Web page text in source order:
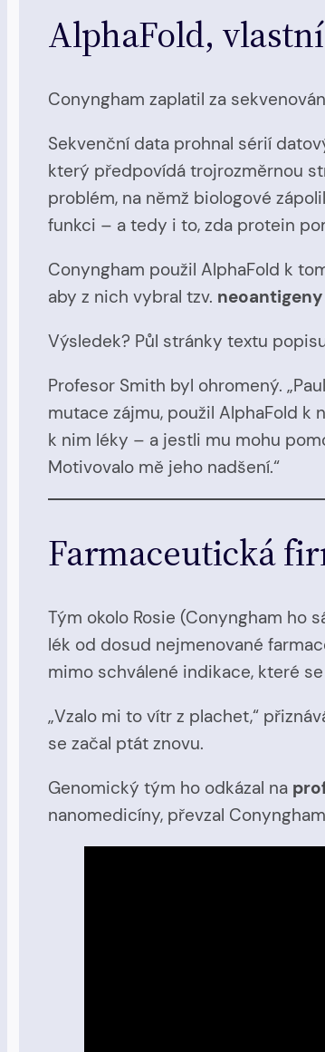
AlphaFold,
Conyngham zaplatil za
Sekvenční data prohnal sérií
který předpovídá trojrozměrnou
problém, na němž biologové
funkci – a tedy i to, zda protein
Conyngham použil AlphaFold k
aby z nich vybral tzv. neoantigeny
Výsledek? Půl stránky textu
Profesor Smith byl ohromený.
mutace zájmu, použil AlphaFold
k nim léky – a jestli mu mohu
Motivovalo mě jeho nadšení.“
Farmaceutická
Tým okolo Rosie (Conyngham ho
lék od dosud nejmenované
mimo schválené indikace, které
„Vzalo mi to vítr z plachet,“
se začal ptát znovu.
Genomický tým ho odkázal na
nanomedicíny, převzal